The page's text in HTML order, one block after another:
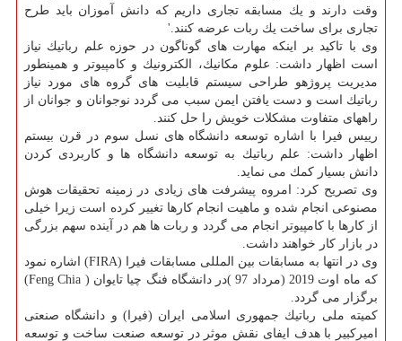
وقت دارند و یك مسابقه تجاری داریم كه دانش آموزان باید طرح
تجاری برای ساخت یك ربات عرضه كنند.'
وی با تاكید بر اینكه مهارت های گوناگون در حوزه علم رباتیك نیاز
است اظهار داشت: علوم مكانیك، الكترونیك و كامپیوتر و همینطور
مدیریت پروژهو طراحی سیستم قابلیت های گروه های مورد نیاز
رباتیك است و دست یافتن ایمن سبب می گردد نوجوانان و جوانان از
راههای متفاوت مشكلات خویش را حل كنند.
رییس فیرا با اشاره توسعه دانشگاه های نسل سوم در قرن بیستم
اظهار داشت: علم رباتیك به توسعه دانشگاه ها و كاربردی كردن
دانش بسیار كمك می نماید.
وی تصریح كرد: امروه پیشرفت های زیادی در زمینه تحقیقات هوش
مصنوعی انجام شده و ماهیت انجام كارها تغییر كرده است زیرا خیلی
از كارها با كامپیوتر انجام می گردد و ربات ها هم در آینده سهم بزرگی
در بازار كار خواهند داشت.
وی در انتها به مسابقات بین المللی مسابقات فیرا (FIRA) اشاره نمود
كه ماه اوت 2019 (مرداد 97 )در دانشگاه فنگ چیا تایوان ( Feng Chia)
برگزار می گردد.
كمیته ملی رباتیك جمهوری اسلامی ایران (فیرا) و دانشگاه صنعتی
امیركبیر با هدف ایفای نقش موثر در توسعه صنعت ساخت و توسعه